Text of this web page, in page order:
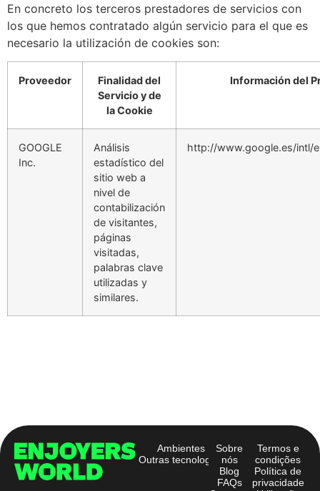
En concreto los terceros prestadores de servicios con
los que hemos contratado algún servicio para el que es
necesario la utilización de cookies son:
Proveedor
Finalidad del
Servicio y de
la Cookie
Información del
GOOGLE
Inc.
Análisis
estadístico del
sitio web a
nivel de
contabilización
de visitantes,
páginas
visitadas,
palabras clave
utilizadas y
similares.
http://www.google.es/intl/
Ambientes
Outras tecnologias
Sobre
nós
Blog
FAQs
Termos e
condições
Política de
privacidade